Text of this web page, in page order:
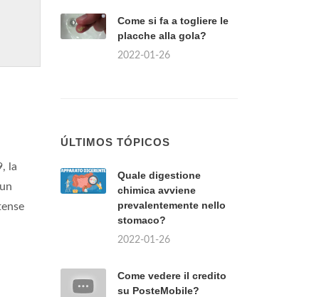
la
Come si fa a togliere le
placche alla gola?
2022-01-26
ÚLTIMOS TÓPICOS
Quale digestione
chimica avviene
prevalentemente nello
stomaco?
2022-01-26
Come vedere il credito
su PosteMobile?